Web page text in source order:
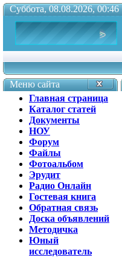
Суббота, 08.08.2026, 00:46
Меню сайта
Главная страница
Каталог статей
Документы
НОУ
Форум
Файлы
Фотоальбом
Эрудит
Радио Онлайн
Гостевая книга
Обратная связь
Доска объявлений
Методичка
Юный
исследователь